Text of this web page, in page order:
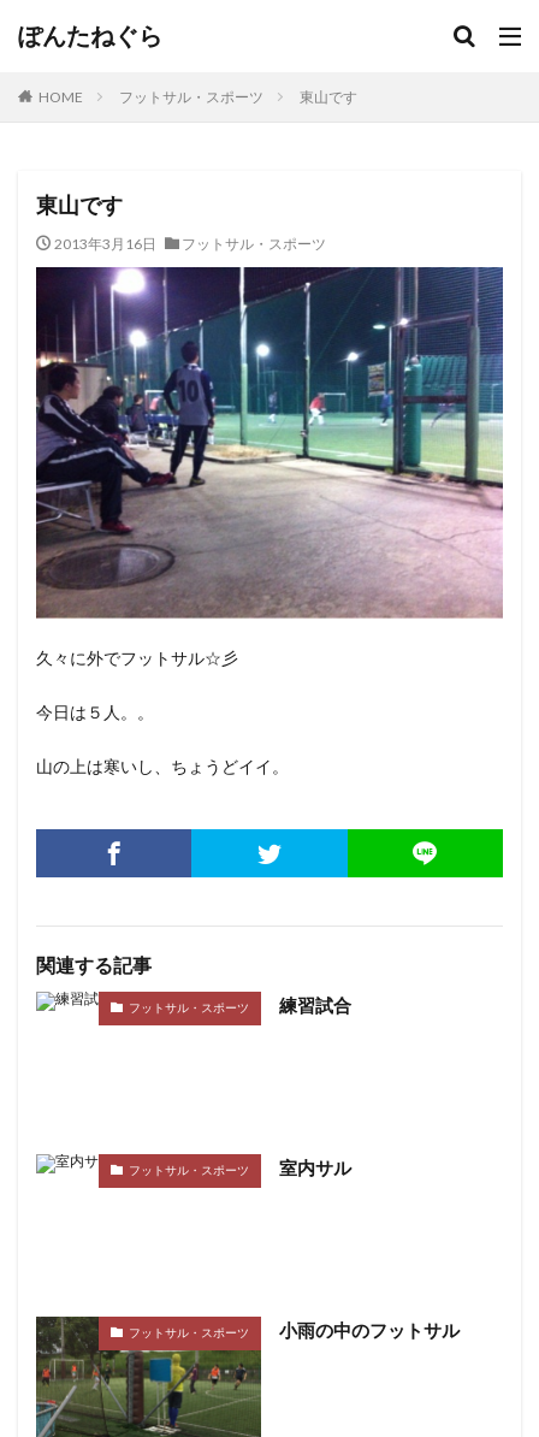
ぽんたねぐら
HOME フットサル・スポーツ 東山です
東山です
2013年3月16日 フットサル・スポーツ
久々に外でフットサル☆彡
今日は５人。。
山の上は寒いし、ちょうどイイ。
関連する記事
フットサル・スポーツ 練習試合
フットサル・スポーツ 室内サル
フットサル・スポーツ 小雨の中のフットサル